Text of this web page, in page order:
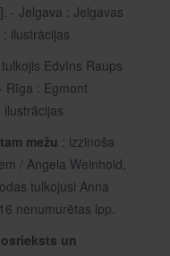
- Jelgava : Jelgavas
ilustrācijas
Edvīns Raups
Rīga : Egmont
mežu : izzinoša
/ Angela Weinhold,
tulkojusi Anna
nenumurētas lpp.
un